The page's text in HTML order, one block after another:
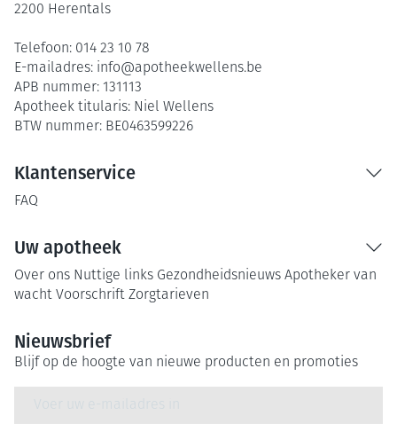
2200 Herentals
Telefoon: 014 23 10 78
E-mailadres: info@apotheekwellens.be
APB nummer: 131113
Apotheek titularis: Niel Wellens
BTW nummer: BE0463599226
Klantenservice
FAQ
Uw apotheek
Over ons Nuttige links Gezondheidsnieuws Apotheker van
wacht Voorschrift Zorgtarieven
Nieuwsbrief
Blijf op de hoogte van nieuwe producten en promoties